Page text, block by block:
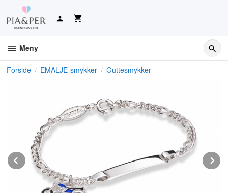
innholdet
Meny
Forside EMALJE-smykker Guttesmykker
Prev